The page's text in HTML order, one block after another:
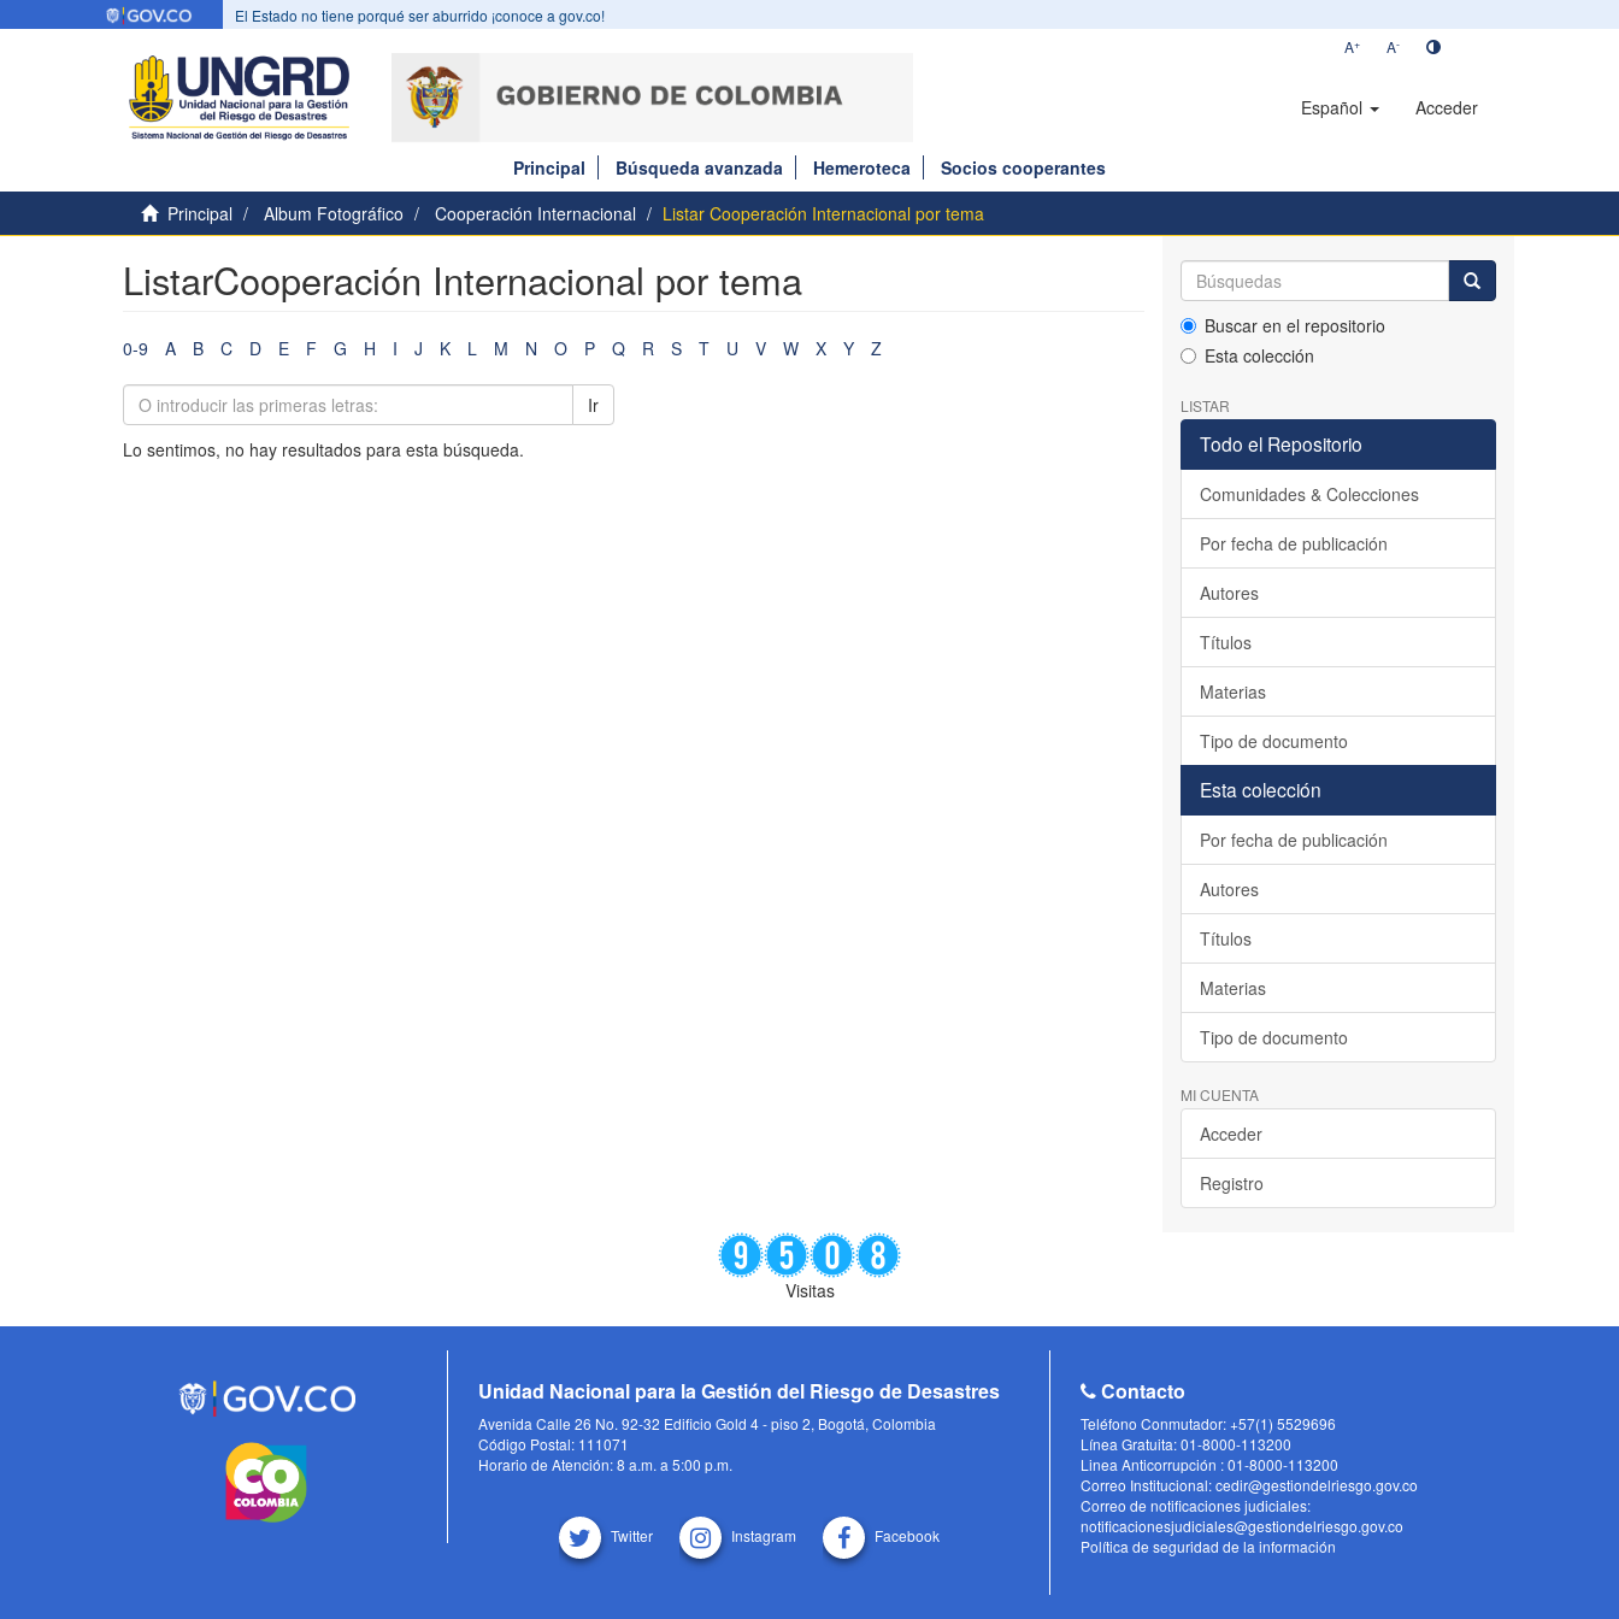
El Estado no tiene porqué ser aburrido ¡conoce a gov.co!
A+ A-
Español Acceder
Principal Búsqueda avanzada Hemeroteca
Socios cooperantes
Principal
Album Fotográfico Cooperación Internacional Listar Cooperación Internacional por tema
ListarCooperación Internacional por tema
0-9 A B C D E F G H I J K L M N O P Q R S T U V W X Y Z
Ir
Lo sentimos, no hay resultados para esta búsqueda.
Buscar en el repositorio
Esta colección
LISTAR
Todo el Repositorio
Comunidades & Colecciones
Por fecha de publicación
Autores
Títulos
Materias
Tipo de documento
Esta colección
Por fecha de publicación
Autores
Títulos
Materias
Tipo de documento
MI CUENTA
Acceder
Registro
Visitas
Unidad Nacional para la Gestión del Riesgo de Desastres
Avenida Calle 26 No. 92-32 Edificio Gold 4 - piso 2, Bogotá, Colombia
Código Postal: 111071
Horario de Atención: 8 a.m. a 5:00 p.m.
Twitter Instagram Facebook
Contacto
Teléfono Conmutador: +57(1) 5529696
Línea Gratuita: 01-8000-113200
Linea Anticorrupción : 01-8000-113200
Correo Institucional: cedir@gestiondelriesgo.gov.co
Correo de notificaciones judiciales:
notificacionesjudiciales@gestiondelriesgo.gov.co
Política de seguridad de la información